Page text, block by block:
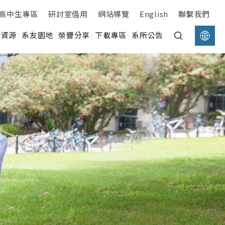
中生專區 研討室借用 網站導覽 English
聯繫我們
源 系友園地 榮譽分享 下載專區 系所公告